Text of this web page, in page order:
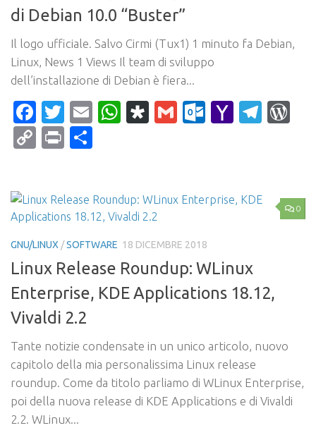
di Debian 10.0 “Buster”
Il logo ufficiale. Salvo Cirmi (Tux1) 1 minuto fa Debian,
Linux, News 1 Views Il team di sviluppo
dell’installazione di Debian è fiera...
Facebook
Twitter
EmailWhatsApp
Diaspora
Gmail Yahoo
CopyPrint
0
GNU/LINUX /SOFTWARE 18 DICEMBRE 2018
Linux Release Roundup: WLinux
Enterprise, KDE Applications 18.12,
Vivaldi 2.2
Tante notizie condensate in un unico articolo, nuovo
capitolo della mia personalissima Linux release
roundup. Come da titolo parliamo di WLinux Enterprise,
poi della nuova release di KDE Applications e di Vivaldi
2.2. WLinux...